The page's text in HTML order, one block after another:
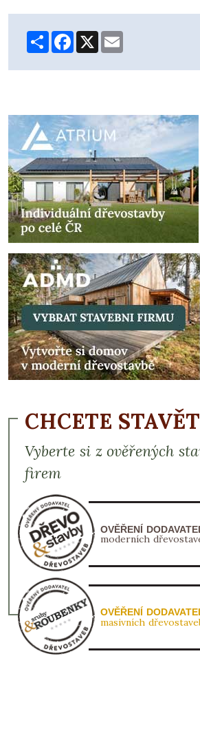
ShareFacebook
X
CHCETE
Vyberte si z ověřených
firem
OVĚŘENÍ
moderních
OVĚŘENÍ
masivních